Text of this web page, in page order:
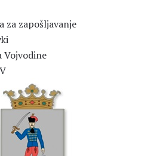
za zapošljavanje
Vojvodine